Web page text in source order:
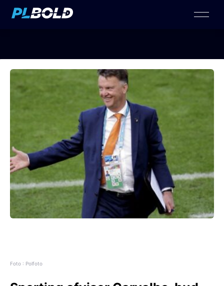
Foto : Polfoto